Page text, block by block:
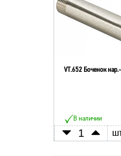
VT.652 Боченок
В наличии